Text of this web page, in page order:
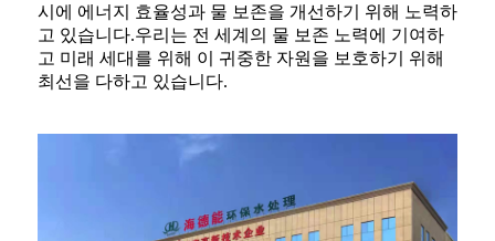
시에 에너지 효율성과 물 보존을 개선하기 위해 노력하
고 있습니다.우리는 전 세계의 물 보존 노력에 기여하
고 미래 세대를 위해 이 귀중한 자원을 보호하기 위해
최선을 다하고 있습니다.